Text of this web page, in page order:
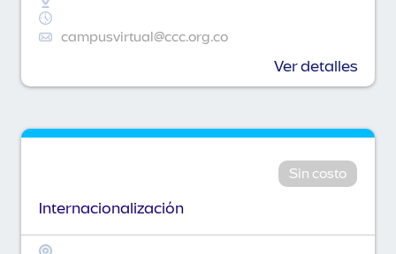
campusvirtual@ccc.org.co
Ver detalles
Sin costo
Internacionalización